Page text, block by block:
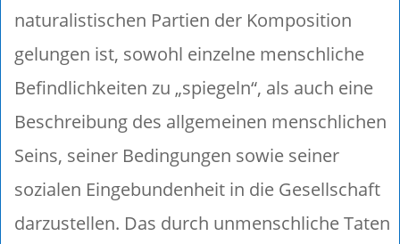
naturalistischen Partien der Komposition
gelungen ist, sowohl einzelne menschliche
Befindlichkeiten zu „spiegeln“, als auch eine
Beschreibung des allgemeinen menschlichen
Seins, seiner Bedingungen sowie seiner
sozialen Eingebundenheit in die Gesellschaft
darzustellen. Das durch unmenschliche Taten